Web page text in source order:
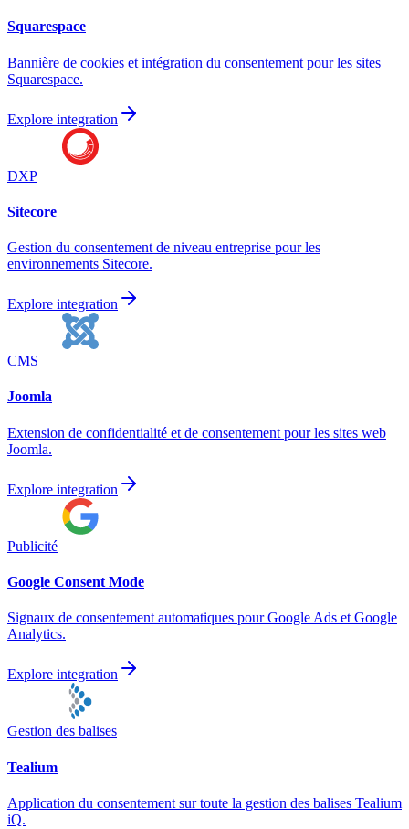
Squarespace
Bannière de cookies et intégration du consentement pour les sites
Squarespace.
Explore integration
DXP
Sitecore
Gestion du consentement de niveau entreprise pour les
environnements Sitecore.
Explore integration
CMS
Joomla
Extension de confidentialité et de consentement pour les sites web
Joomla.
Explore integration
Publicité
Google Consent Mode
Signaux de consentement automatiques pour Google Ads et Google
Analytics.
Explore integration
Gestion des balises
Tealium
Application du consentement sur toute la gestion des balises Tealium
iQ.